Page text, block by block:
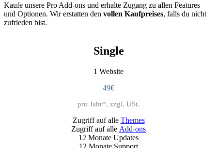
Kaufe unsere Pro Add-ons und erhalte Zugang zu allen Features
und Optionen. Wir erstatten den vollen Kaufpreises, falls du nicht
zufrieden bist.
Single
1 Website
49€
pro Jahr*, zzgl. USt.
Zugriff auf alle Themes
Zugriff auf alle Add-ons
12 Monate Updates
12 Monate Support